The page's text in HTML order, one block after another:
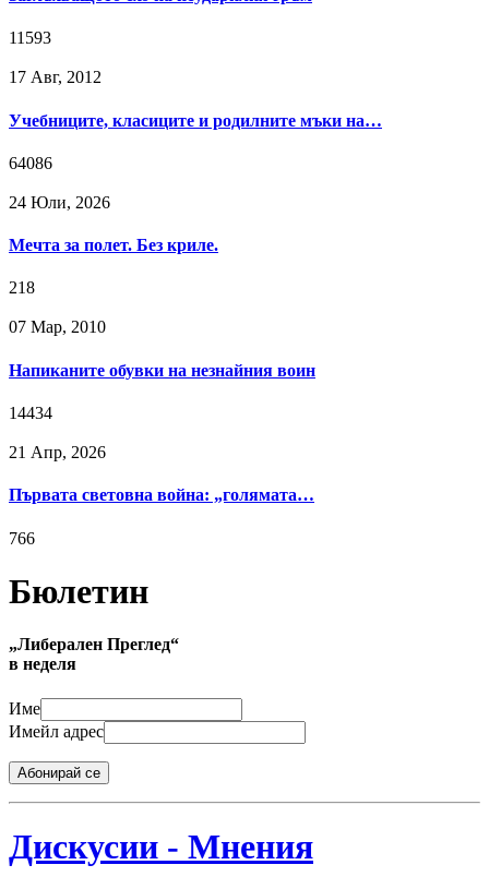
11593
17 Авг, 2012
Учебниците, класиците и родилните мъки на…
64086
24 Юли, 2026
Мечта за полет. Без криле.
218
07 Мар, 2010
Напиканите обувки на незнайния воин
14434
21 Апр, 2026
Първата световна война: „голямата…
766
Бюлетин
„Либерален Преглед“
в неделя
Име
Имейл адрес
Абонирай се
Дискусии - Мнения